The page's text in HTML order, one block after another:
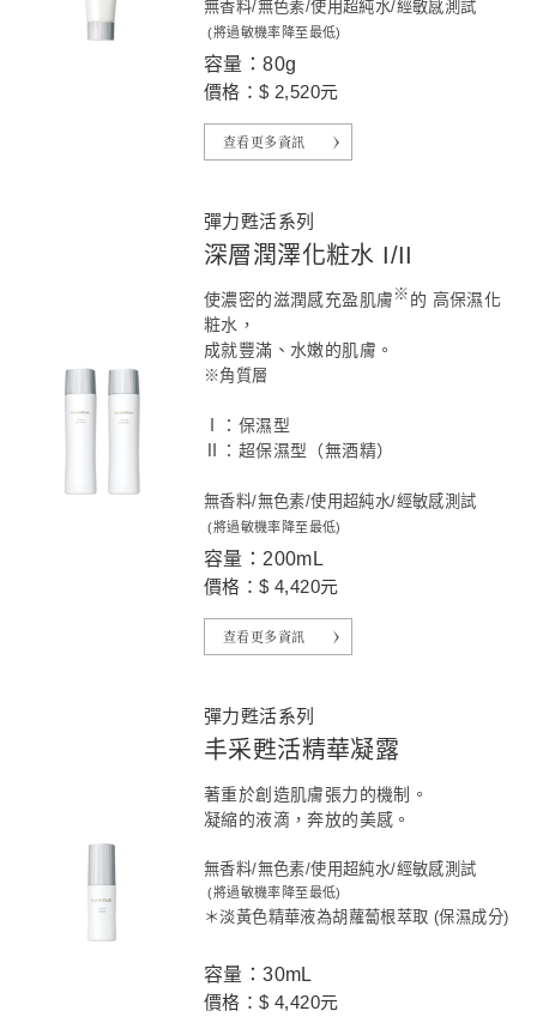
無香料/無色素/使用超純水/經敏感測試
(將過敏機率降至最低)
容量：80g
價格：$ 2,520元
查看更多資訊
彈力甦活系列
深層潤澤化粧水 I/II
使濃密的滋潤感充盈肌膚 ※ 的 高保濕化
粧水，
成就豐滿、水嫩的肌膚。
※角質層
Ⅰ：保濕型
Ⅱ：超保濕型（無酒精）
無香料/無色素/使用超純水/經敏感測試
(將過敏機率降至最低)
容量：200mL
價格：$ 4,420元
查看更多資訊
彈力甦活系列
丰采甦活精華凝露
著重於創造肌膚張力的機制。
凝縮的液滴，奔放的美感。
無香料/無色素/使用超純水/經敏感測試
(將過敏機率降至最低)
＊淡黃色精華液為胡蘿蔔根萃取 (保濕成分)
容量：30mL
價格：$ 4,420元